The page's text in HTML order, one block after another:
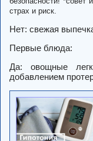
страх и риск.
Нет: свежая
Первые блюда:
Да: овощные
добавлением